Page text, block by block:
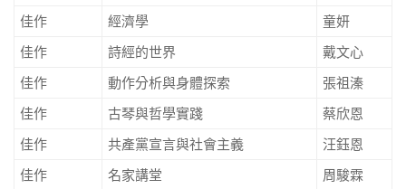
佳作
經濟學
童妍
佳作
詩經的世界
戴文心
佳作
動作分析與身體探索
張祖溱
佳作
古琴與哲學實踐
蔡欣恩
佳作
共產黨宣言與社會主義
汪鈺恩
佳作
名家講堂
周駿霖